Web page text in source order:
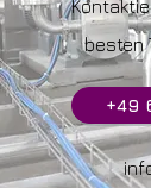
besten
+49